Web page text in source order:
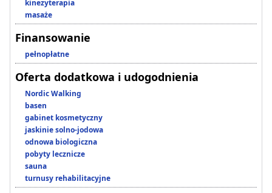
kinezyterapia
masaże
Finansowanie
pełnopłatne
Oferta dodatkowa i udogodnienia
Nordic Walking
basen
gabinet kosmetyczny
jaskinie solno-jodowa
odnowa biologiczna
pobyty lecznicze
sauna
turnusy rehabilitacyjne